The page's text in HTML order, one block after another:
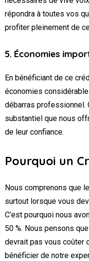
répondra à toutes vos
profiter pleinement de
5. Économies
En bénéficiant de ce
économies
débarras professionnel.
substantiel que nous
de leur confiance.
Pourquoi un
Nous comprenons que
surtout lorsque vous
C’est pourquoi nous
50 %. Nous pensons
devrait pas vous coûter
bénéficier de notre